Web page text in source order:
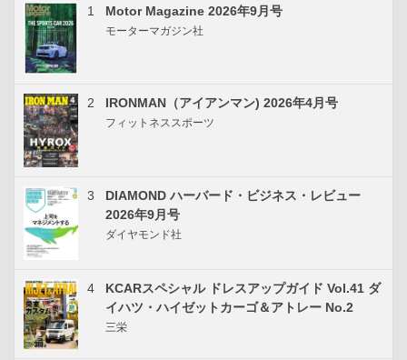
1 Motor Magazine 2026年9月号
モーターマガジン社
2 IRONMAN（アイアンマン) 2026年4月号
フィットネススポーツ
3
DIAMOND ハーバード・ビジネス・レビュー
2026年9月号
ダイヤモンド社
4
KCARスペシャル ドレスアップガイド Vol.41 ダ
イハツ・ハイゼットカーゴ＆アトレー No.2
三栄